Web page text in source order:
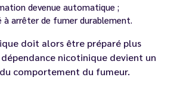
devenue automatique ;
arrêter de fumer durablement.
doit alors être préparé plus
nicotinique devient un
comportement du fumeur.